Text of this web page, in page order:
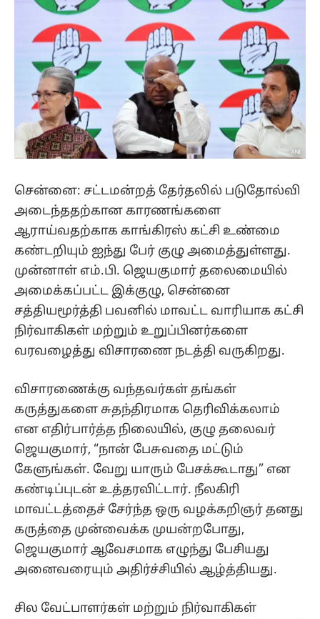
சென்னை: சட்டமன்றத் தேர்தலில் படுதோல்வி
அடைந்ததற்கான காரணங்களை
ஆராய்வதற்காக காங்கிரஸ் கட்சி உண்மை
கண்டறியும் ஐந்து பேர் குழு அமைத்துள்ளது.
முன்னாள் எம்.பி. ஜெயகுமார் தலைமையில்
அமைக்கப்பட்ட இக்குழு, சென்னை
சத்தியமூர்த்தி பவனில் மாவட்ட வாரியாக கட்சி
நிர்வாகிகள் மற்றும் உறுப்பினர்களை
வரவழைத்து விசாரணை நடத்தி வருகிறது.
விசாரணைக்கு வந்தவர்கள் தங்கள்
கருத்துகளை சுதந்திரமாக தெரிவிக்கலாம்
என எதிர்பார்த்த நிலையில், குழு தலைவர்
ஜெயகுமார், “நான் பேசுவதை மட்டும்
கேளுங்கள். வேறு யாரும் பேசக்கூடாது” என
கண்டிப்புடன் உத்தரவிட்டார். நீலகிரி
மாவட்டத்தைச் சேர்ந்த ஒரு வழக்கறிஞர் தனது
கருத்தை முன்வைக்க முயன்றபோது,
ஜெயகுமார் ஆவேசமாக எழுந்து பேசியது
அனைவரையும் அதிர்ச்சியில் ஆழ்த்தியது.
சில வேட்பாளர்கள் மற்றும் நிர்வாகிகள்